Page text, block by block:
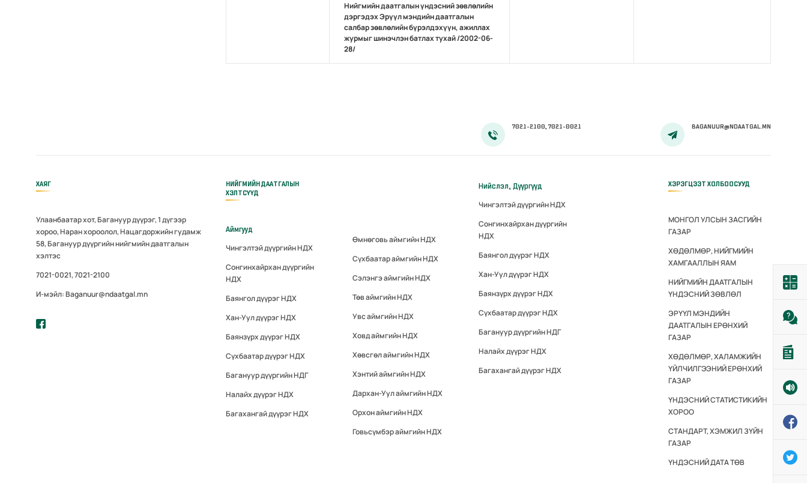
Нийгмийн даатгалын үндэсний зөвлөлийн
дэргэдэх Эрүүл мэндийн даатгалын
салбар зөвлөлийн бүрэлдэхүүн, ажиллах
журмыг шинэчлэн батлах тухай /2002-06-
28/
7021-2100, 7021-0021 BAGANUUR@NDAATGAL.MN
ХАЯГ
Улаанбаатар хот, Багануур дүүрэг, 1 дүгээр
хороо, Наран хороолол, Нацагдоржийн гудамж
58, Багануур дүүргийн нийгмийн даатгалын
хэлтэс
7021-0021, 7021-2100
И-мэйл: Baganuur@ndaatgal.mn
НИЙГМИЙН ДААТГАЛЫН
ХЭЛТСҮҮД
Аймгууд
Чингэлтэй дүүргийн НДХ
Сонгинхайрхан дүүргийн
НДХ
Баянгол дүүрэг НДХ
Хан-Уул дүүрэг НДХ
Баянзүрх дүүрэг НДХ
Сүхбаатар дүүрэг НДХ
Багануур дүүргийн НДГ
Налайх дүүрэг НДХ
Багахангай дүүрэг НДХ
Өмнөговь аймгийн НДХ
Сүхбаатар аймгийн НДХ
Сэлэнгэ аймгийн НДХ
Төв аймгийн НДХ
Увс аймгийн НДХ
Ховд аймгийн НДХ
Хөвсгөл аймгийн НДХ
Хэнтий аймгийн НДХ
Дархан-Уул аймгийн НДХ
Орхон аймгийн НДХ
Говьсүмбэр аймгийн НДХ
Нийслэл, Дүүргүүд
Чингэлтэй дүүргийн НДХ
Сонгинхайрхан дүүргийн
НДХ
Баянгол дүүрэг НДХ
Хан-Уул дүүрэг НДХ
Баянзүрх дүүрэг НДХ
Сүхбаатар дүүрэг НДХ
Багануур дүүргийн НДГ
Налайх дүүрэг НДХ
Багахангай дүүрэг НДХ
ХЭРЭГЦЭЭТ ХОЛБООСУУД
МОНГОЛ УЛСЫН ЗАСГИЙН
ГАЗАР
ХӨДӨЛМӨР, НИЙГМИЙН
ХАМГААЛЛЫН ЯАМ
НИЙГМИЙН ДААТГАЛЫН
ҮНДЭСНИЙ ЗӨВЛӨЛ
ЭРҮҮЛ МЭНДИЙН
ДААТГАЛЫН ЕРӨНХИЙ
ГАЗАР
ХӨДӨЛМӨР, ХАЛАМЖИЙН
ҮЙЛЧИЛГЭЭНИЙ ЕРӨНХИЙ
ГАЗАР
ҮНДЭСНИЙ СТАТИСТИКИЙН
ХОРОО
СТАНДАРТ, ХЭМЖИЛ ЗҮЙН
ГАЗАР
ҮНДЭСНИЙ ДАТА ТӨВ